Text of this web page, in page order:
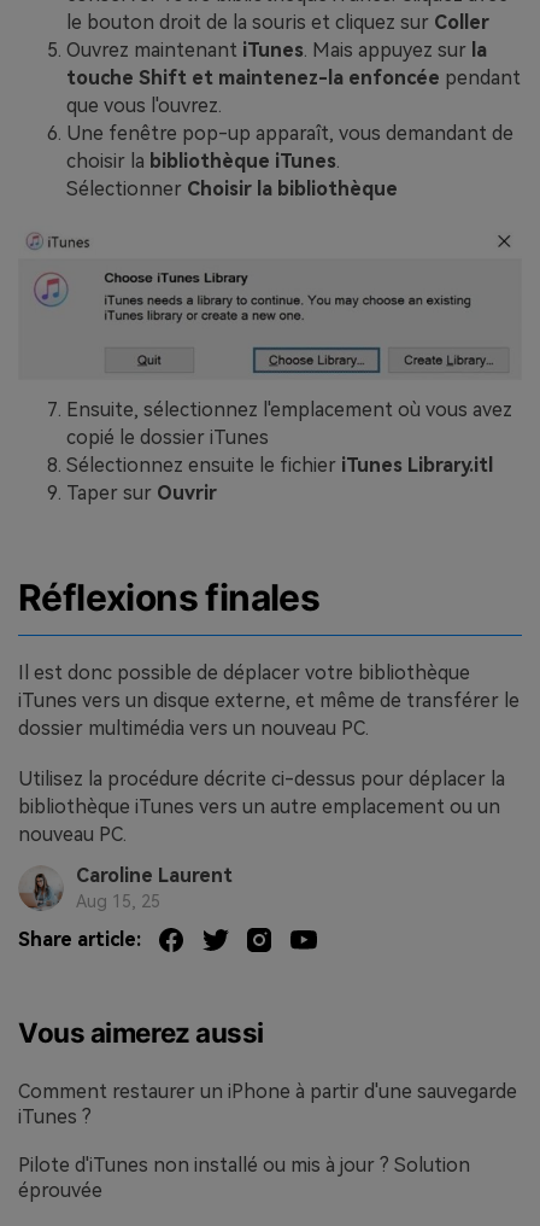
le bouton droit de la souris et cliquez sur Coller
Ouvrez maintenant iTunes. Mais appuyez sur la
touche Shift et maintenez-la enfoncée pendant
que vous l'ouvrez.
Une fenêtre pop-up apparaît, vous demandant de
choisir la bibliothèque iTunes.
Sélectionner Choisir la bibliothèque
Ensuite, sélectionnez l'emplacement où vous avez
copié le dossier iTunes
Sélectionnez ensuite le fichier iTunes Library.itl
Taper sur Ouvrir
Réflexions finales
Il est donc possible de déplacer votre bibliothèque
iTunes vers un disque externe, et même de transférer le
dossier multimédia vers un nouveau PC.
Utilisez la procédure décrite ci-dessus pour déplacer la
bibliothèque iTunes vers un autre emplacement ou un
nouveau PC.
Caroline Laurent
Aug 15, 25
Share article:
Vous aimerez aussi
Comment restaurer un iPhone à partir d'une sauvegarde
iTunes ?
Pilote d'iTunes non installé ou mis à jour ? Solution
éprouvée